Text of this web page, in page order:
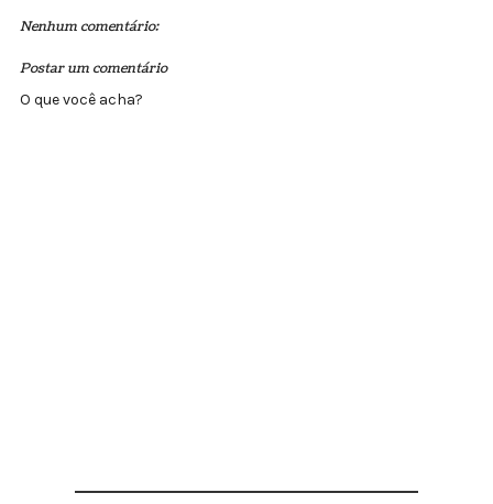
Nenhum comentário:
Postar um comentário
O que você acha?